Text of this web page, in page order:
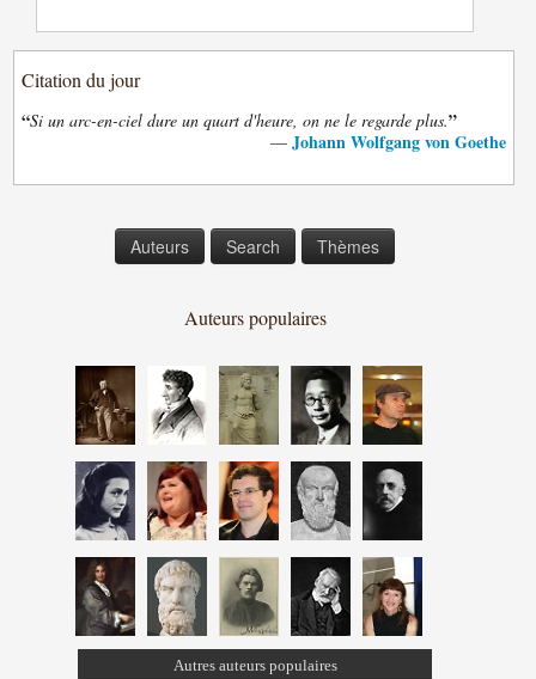
Citation du jour
“Si un arc-en-ciel dure un quart d'heure, on ne le regarde plus.”
— Johann Wolfgang von Goethe
Auteurs Search Thèmes
Auteurs populaires
Autres auteurs populaires